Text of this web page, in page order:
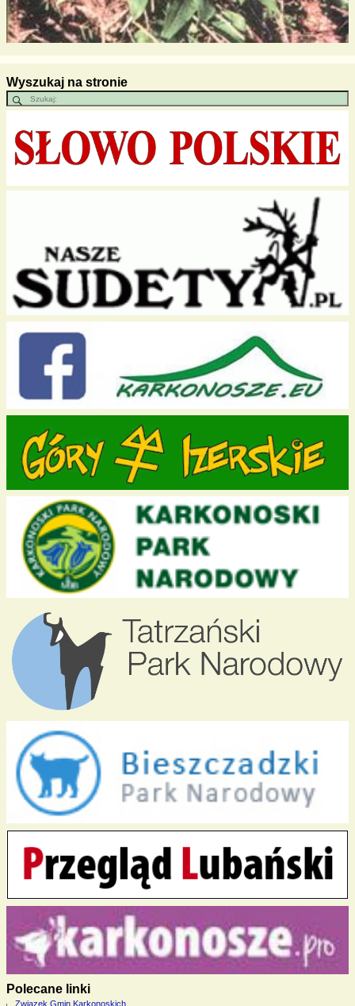
Wyszukaj na stronie
Polecane linki
Związek Gmin Karkonoskich